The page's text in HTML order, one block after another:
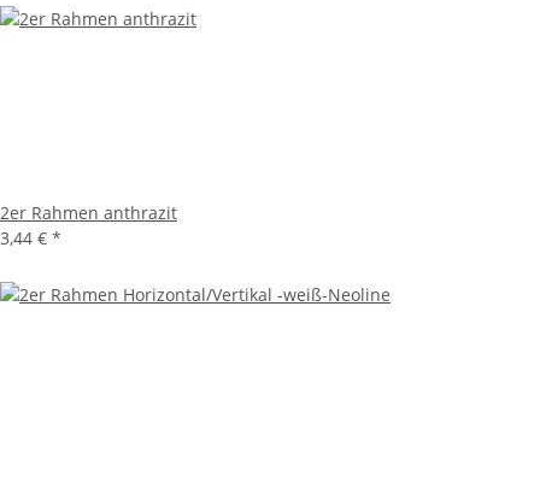
2er Rahmen anthrazit
3,44 € *